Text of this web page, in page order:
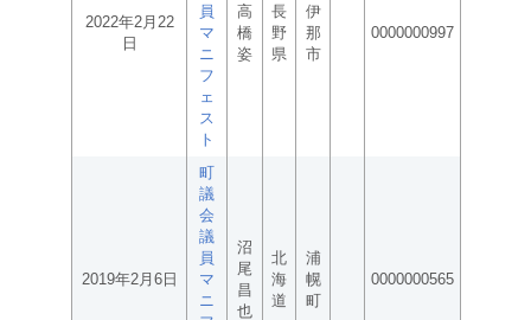
2022年2月22
日
員
マ
ニ
フ
ェ
ス
ト
高
橋
姿
長
野
県
伊
那
市
0000000997
2019年2月6日
町
議
会
議
員
マ
ニ
沼
尾
昌
也
北
海
道
浦
幌
町
0000000565